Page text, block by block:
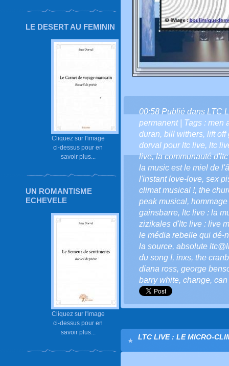
LE DESERT AU FEMININ
Cliquez sur l'image
ci-dessus pour en
savoir plus...
UN ROMANTISME
ECHEVELE
Cliquez sur l'image
ci-dessus pour en
savoir plus...
00:58 Publié dans LTC
permanent| Tags : men
duran, bill withers, lift off
dorval pour ltc live, ltc
live,la communauté
la music est le miel de
l'instant love-love, sex
climat musical !, the
peak musical,
gainsbarre, ltc live : la
zizikales d'ltc live : live
le média rebelle qui dé-
la source, absolute
du song !, inxs, the
diana ross, george
barry white, change, can
LTC LIVE : LE MICRO-